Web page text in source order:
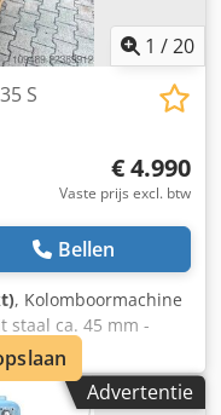
1 /20
S
€ 4.990
Vaste prijs excl. btw
Bellen
, Kolomboormachine
staal ca. 45 mm -
MK 4 -
mm -
tpm (traploos) -
Advertentie